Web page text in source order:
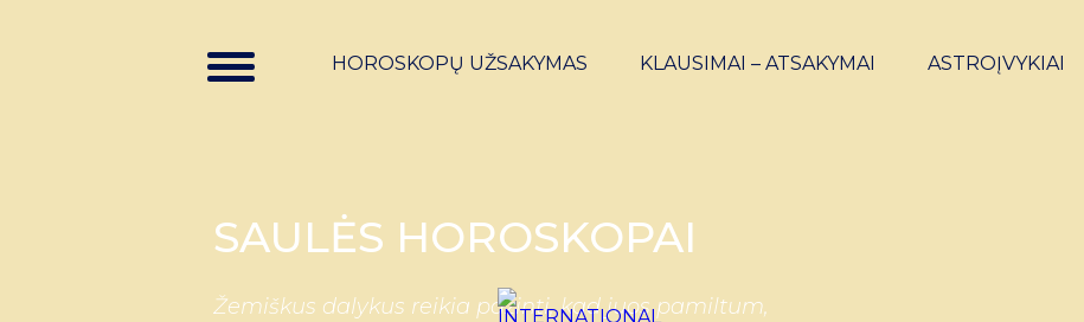
HOROSKOPŲ UŽSAKYMAS KLAUSIMAI – ATSAKYMAI ASTROĮVYKIAI
SAULĖS HOROSKOPAI
Žemiškus dalykus reikia pažinti, kad juos pamiltum,